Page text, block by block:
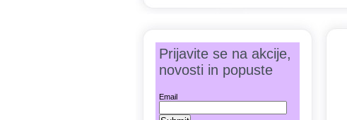
Prijavite se na akcije,
novosti in popuste
Email